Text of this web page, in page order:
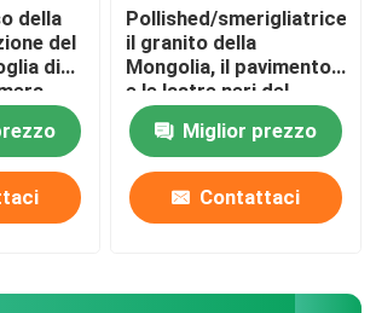
della vena
della giada
al quarzo
della cultura
della
del
di
rosse
Pollished/smerigliatrice
il granito della
Mongolia, il pavimento
e le lastre neri del
granito della
decorazioneMiglior prezzo
Contattaci